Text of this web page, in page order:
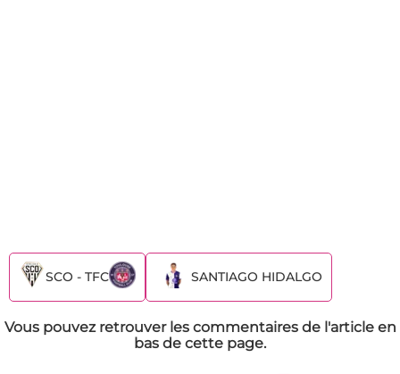
SCO - TFC SANTIAGO HIDALGO
Vous pouvez retrouver les commentaires de l'article en
bas de cette page.